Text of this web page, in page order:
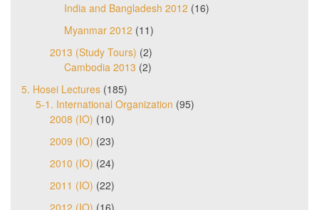
India and Bangladesh 2012 (16)
Myanmar 2012 (11)
2013 (Study Tours) (2)
Cambodia 2013 (2)
5. Hosei Lectures (185)
5-1. International Organization (95)
2008 (IO) (10)
2009 (IO) (23)
2010 (IO) (24)
2011 (IO) (22)